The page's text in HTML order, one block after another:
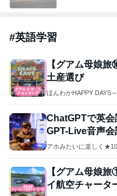
#英語学習
【グアム母娘
土産選び
ほんわかHAPPY DAYS
ChatGPTで英会
GPT-Live音声会
アホみたいに楽しく
【グアム母娘
イ航空チャータ